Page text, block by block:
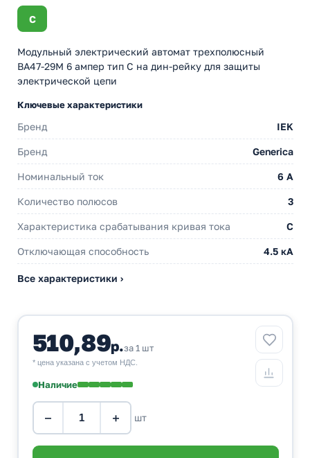
C
Модульный электрический автомат трехполюсный
ВА47-29М 6 ампер тип С на дин-рейку для защиты
электрической цепи
Ключевые характеристики
Бренд IEK
Бренд Generica
Номинальный ток 6 A
Количество полюсов 3
Характеристика срабатывания кривая тока C
Отключающая способность 4.5 кА
Все характеристики ›
510,89р.за 1 шт
* цена указана с учетом НДС.
Наличие
− + шт